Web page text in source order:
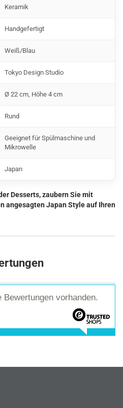
Keramik
Handgefertigt
Weiß/Blau
Tokyo Design Studio
Ø 22 cm, Höhe 4 cm
Rund
Geeignet für Spülmaschine und
Mikrowelle
Japan
Desserts, zaubern Sie mit
angesagten Japan Style auf Ihren
Bewertungen vorhanden.